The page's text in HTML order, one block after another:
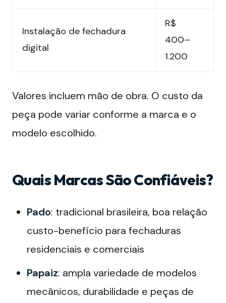
Instalação de fechadura
digital
R$
400–
1.200
Valores incluem mão de obra. O custo da
peça pode variar conforme a marca e o
modelo escolhido.
Quais Marcas São Confiáveis?
Pado: tradicional brasileira, boa relação
custo-benefício para fechaduras
residenciais e comerciais
Papaiz: ampla variedade de modelos
mecânicos, durabilidade e peças de